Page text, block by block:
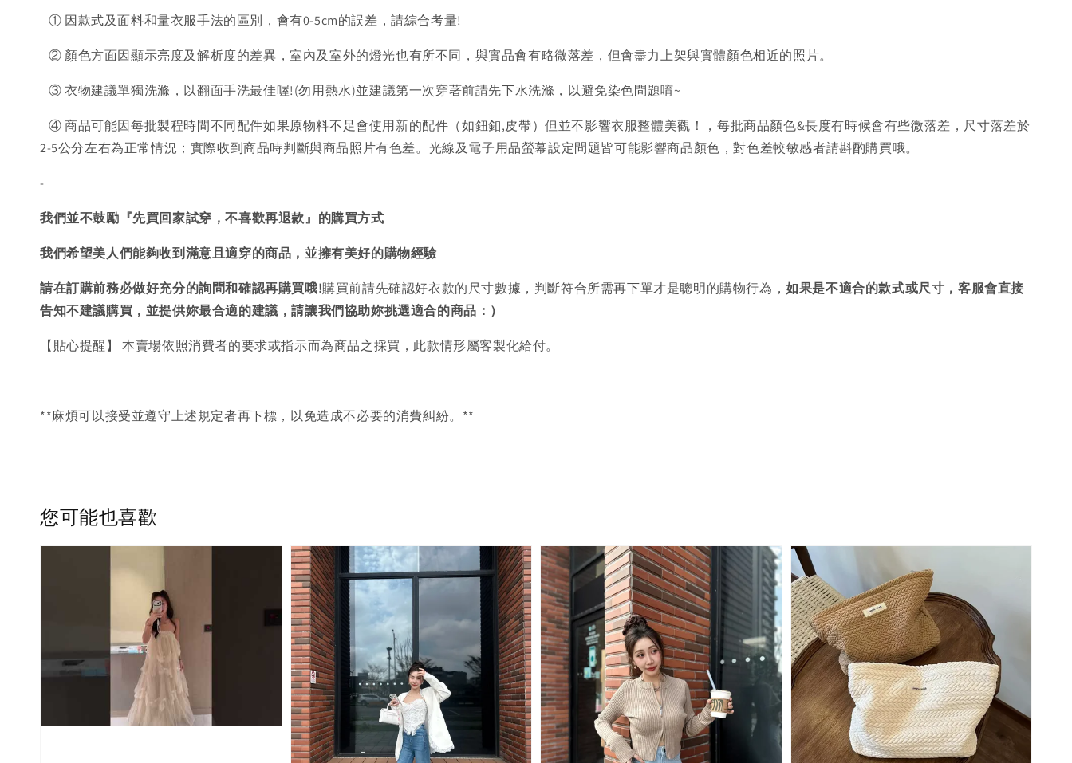
① 因款式及面料和量衣服手法的區別，會有0-5cm的誤差，請綜合考量!
② 顏色方面因顯示亮度及解析度的差異，室內及室外的燈光也有所不同，與實品會有略微落差，但會盡力上架與實體顏色相近的照片。
③ 衣物建議單獨洗滌，以翻面手洗最佳喔!(勿用熱水)並建議第一次穿著前請先下水洗滌，以避免染色問題唷~
④ 商品可能因每批製程時間不同配件如果原物料不足會使用新的配件（如鈕釦,皮帶）但並不影響衣服整體美觀！，每批商品顏色&長度有時候會有些微落差，尺寸落差於
2-5公分左右為正常情況；實際收到商品時判斷與商品照片有色差。光線及電子用品螢幕設定問題皆可能影響商品顏色，對色差較敏感者請斟酌購買哦。
-
我們並不鼓勵『先買回家試穿，不喜歡再退款』的購買方式
我們希望美人們能夠收到滿意且適穿的商品，並擁有美好的購物經驗
請在訂購前務必做好充分的詢問和確認再購買哦!購買前請先確認好衣款的尺寸數據，判斷符合所需再下單才是聰明的購物行為，如果是不適合的款式或尺寸，客服會直接
告知不建議購買， 並提供妳最合適的建議，請讓我們協助妳挑選適合的商品：）
【貼心提醒】 本賣場依照消費者的要求或指示而為商品之採買，此款情形屬客製化給付。
**麻煩可以接受並遵守上述規定者再下標，以免造成不必要的消費糾紛。**
您可能也喜歡